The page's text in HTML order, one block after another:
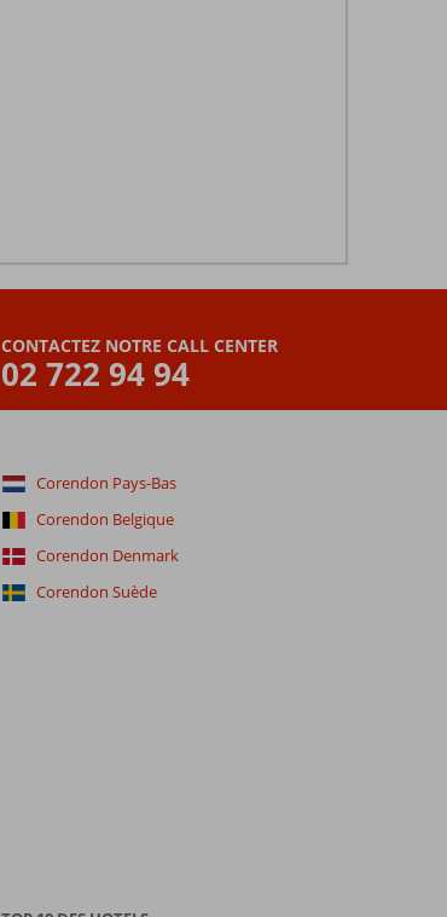
CONTACTEZ NOTRE CALL CENTER
02 722 94 94
Corendon Pays-Bas
Corendon Belgique
Corendon Denmark
Corendon Suède